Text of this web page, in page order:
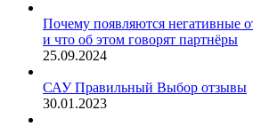
Почему появляются негативные
и что об этом говорят партнёры
25.09.2024
САУ Правильный Выбор отзывы
30.01.2023